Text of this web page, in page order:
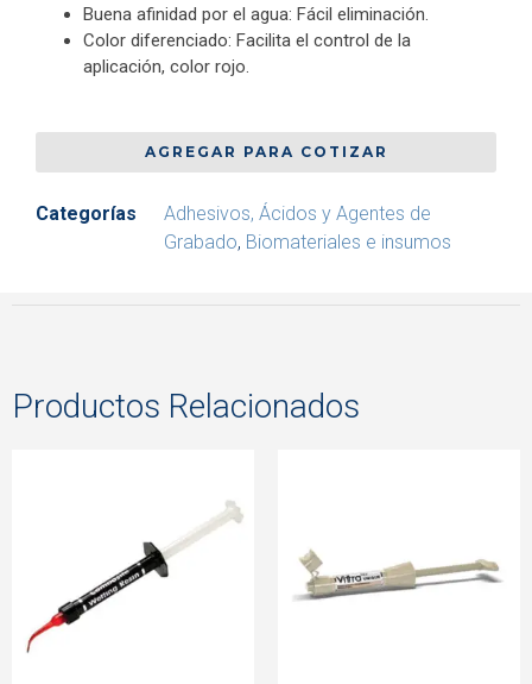
Buena afinidad por el agua: Fácil eliminación.
Color diferenciado: Facilita el control de la
aplicación, color rojo.
AGREGAR PARA COTIZAR
Categorías
Adhesivos, Ácidos y Agentes de
Grabado, Biomateriales e insumos
Productos Relacionados